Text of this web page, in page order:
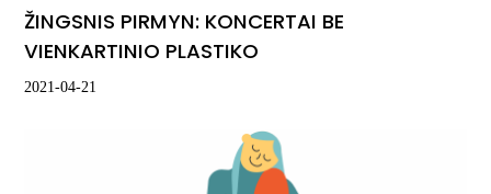
ŽINGSNIS PIRMYN: KONCERTAI BE
VIENKARTINIO PLASTIKO
2021-04-21